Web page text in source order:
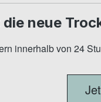
neue
innerhalb von 24